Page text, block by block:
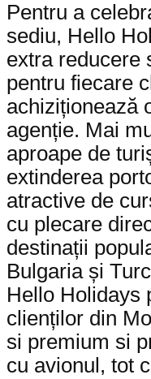
Pentru a
sediu, Hello
extra reducere
pentru fiecare
achiziționează
agenție. Mai
aproape de
extinderea
atractive de
cu plecare
destinații
Bulgaria și
Hello Holidays
clienților din
si premium si
cu avionul, tot